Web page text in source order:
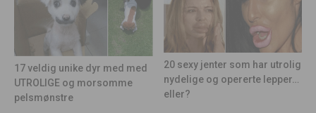
17 veldig unike dyr med med
UTROLIGE og morsomme
pelsmønstre
20 sexy jenter som har utrolig
nydelige og opererte lepper…
eller?